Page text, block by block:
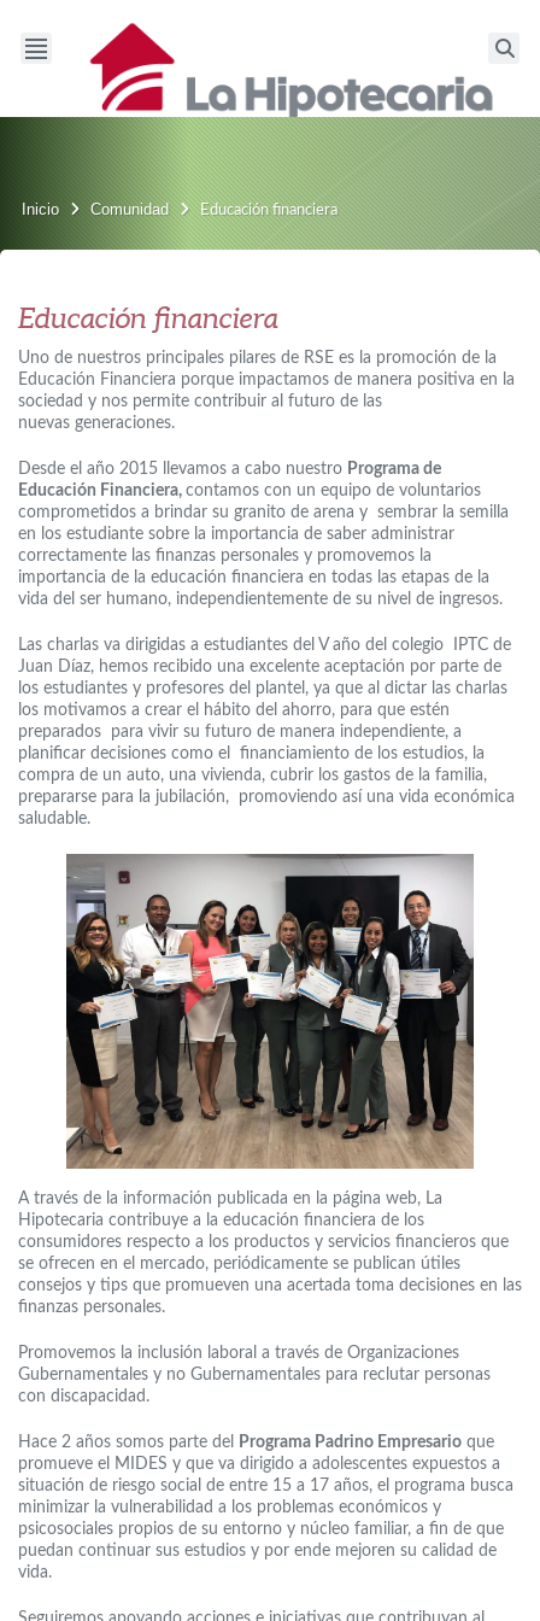
Inicio Comunidad Educación financiera
Educación financiera
Uno de nuestros principales pilares de RSE es la promoción de la
Educación Financiera porque impactamos de manera positiva en la
sociedad y nos permite contribuir al futuro de las
nuevas generaciones.
Desde el año 2015 llevamos a cabo nuestro Programa de
Educación Financiera, contamos con un equipo de voluntarios
comprometidos a brindar su granito de arena y sembrar la semilla
en los estudiante sobre la importancia de saber administrar
correctamente las finanzas personales y promovemos la
importancia de la educación financiera en todas las etapas de la
vida del ser humano, independientemente de su nivel de ingresos.
Las charlas va dirigidas a estudiantes del V año del colegio IPTC de
Juan Díaz, hemos recibido una excelente aceptación por parte de
los estudiantes y profesores del plantel, ya que al dictar las charlas
los motivamos a crear el hábito del ahorro, para que estén
preparados para vivir su futuro de manera independiente, a
planificar decisiones como el financiamiento de los estudios, la
compra de un auto, una vivienda, cubrir los gastos de la familia,
prepararse para la jubilación, promoviendo así una vida económica
saludable.
A través de la información publicada en la página web, La
Hipotecaria contribuye a la educación financiera de los
consumidores respecto a los productos y servicios financieros que
se ofrecen en el mercado, periódicamente se publican útiles
consejos y tips que promueven una acertada toma decisiones en las
finanzas personales.
Promovemos la inclusión laboral a través de Organizaciones
Gubernamentales y no Gubernamentales para reclutar personas
con discapacidad.
Hace 2 años somos parte del Programa Padrino Empresario que
promueve el MIDES y que va dirigido a adolescentes expuestos a
situación de riesgo social de entre 15 a 17 años, el programa busca
minimizar la vulnerabilidad a los problemas económicos y
psicosociales propios de su entorno y núcleo familiar, a fin de que
puedan continuar sus estudios y por ende mejoren su calidad de
vida.